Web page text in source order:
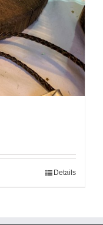
Details